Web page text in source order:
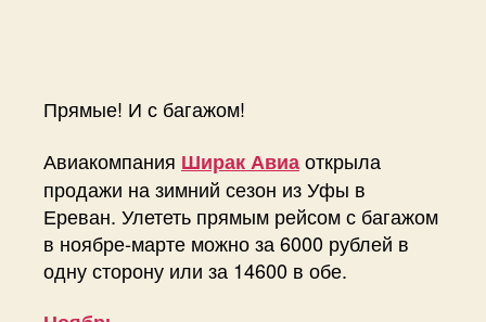
Прямые! И с багажом!
Авиакомпания Ширак Авиаоткрыла
продажи на зимний сезон из Уфы в
Ереван. Улететь прямым рейсом с багажом
в ноябре-марте можно за 6000 рублей в
одну сторону или за 14600 в обе.